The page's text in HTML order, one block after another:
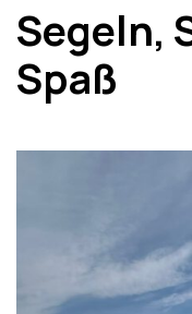
Segeln,
Spaß